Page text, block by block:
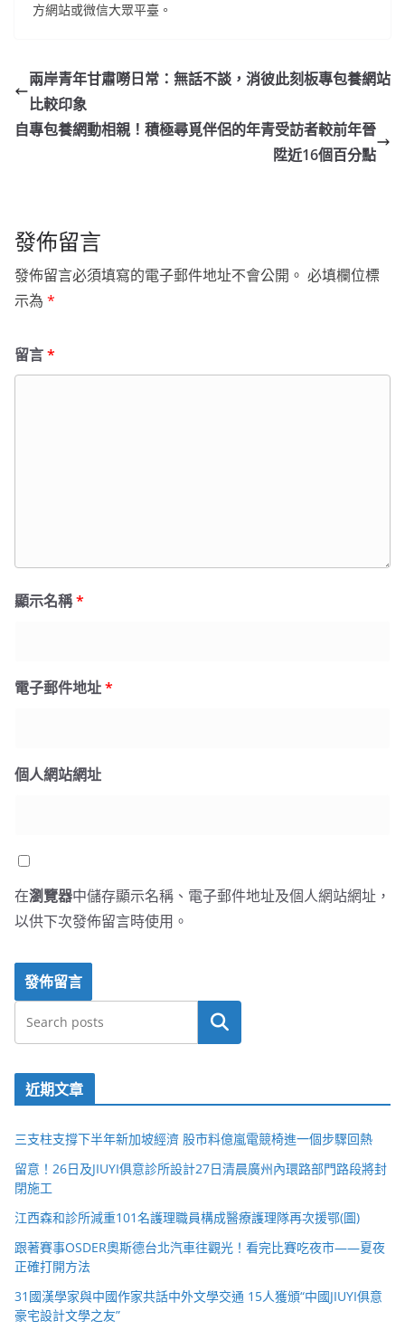
方網站或微信大眾平臺。
兩岸青年甘肅嘮日常：無話不談，消彼此刻板專包養網站
比較印象
自專包養網動相親！積極尋覓伴侶的年青受訪者較前年晉
陞近16個百分點
發佈留言
發佈留言必須填寫的電子郵件地址不會公開。 必填欄位標
示為 *
留言*
顯示名稱*
電子郵件地址*
個人網站網址
在瀏覽器中儲存顯示名稱、電子郵件地址及個人網站網址，
以供下次發佈留言時使用。
搜尋
近期文章
三支柱支撐下半年新加坡經濟 股市料億嵐電競椅進一個步驟回熱
留意！26日及JIUYI俱意診所設計27日清晨廣州內環路部門路段將封
閉施工
江西森和診所減重101名護理職員構成醫療護理隊再次援鄂(圖)
跟著賽事OSDER奧斯德台北汽車往觀光！看完比賽吃夜市——夏夜
正確打開方法
31國漢學家與中國作家共話中外文學交通 15人獲頒“中國JIUYI俱意
豪宅設計文學之友”